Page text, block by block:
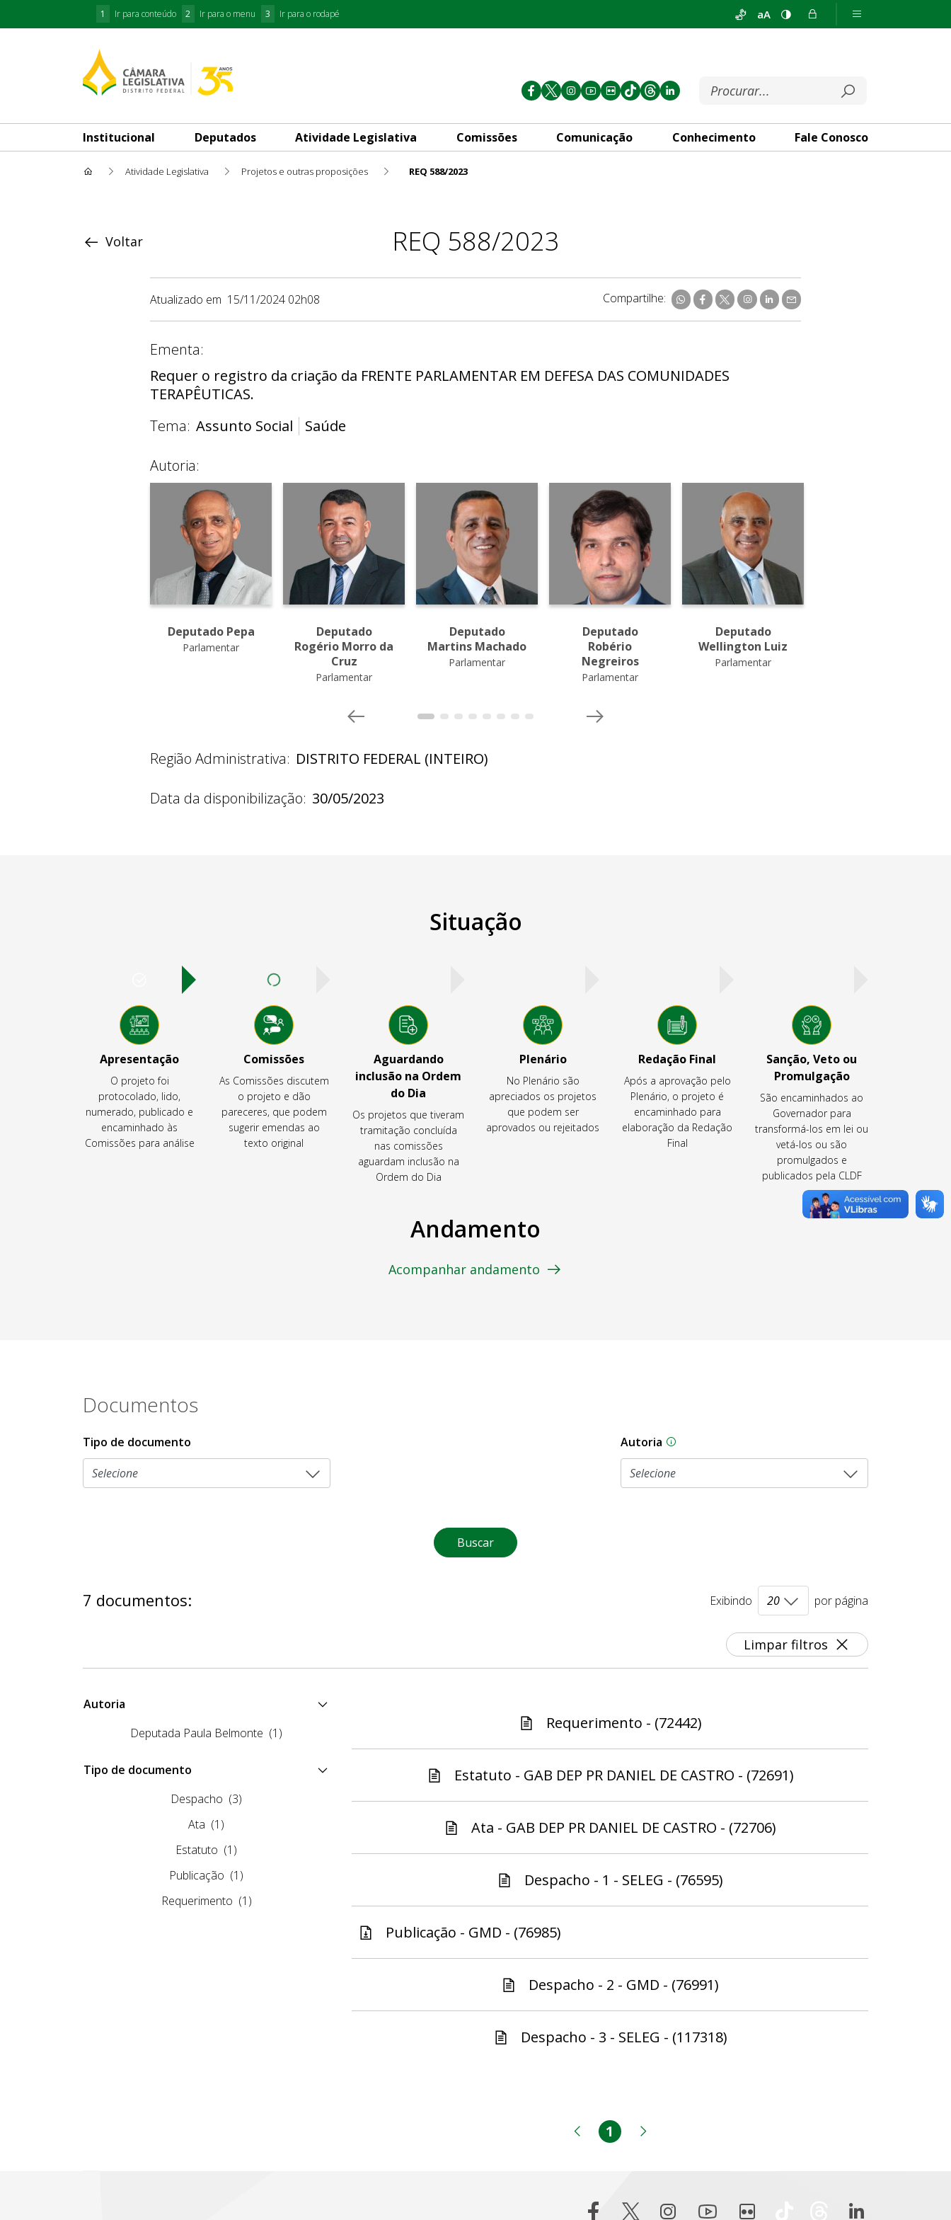
1 Ir para conteúdo 2 Ir para o menu 3 Ir para o rodapé aA
Institucional Deputados Atividade Legislativa Comissões Comunicação Conhecimento Fale Conosco
Atividade Legislativa Projetos e outras proposições REQ 588/2023
REQ 588/2023
Voltar
Atualizado em 15/11/2024 02h08 Compartilhe:
Ementa:
Requer o registro da criação da FRENTE PARLAMENTAR EM DEFESA DAS COMUNIDADES
TERAPÊUTICAS.
Tema: Assunto Social Saúde
Autoria:
Deputado Pepa
Parlamentar
Deputado
Rogério Morro da
Cruz
Parlamentar
Deputado
Martins Machado
Parlamentar
Deputado
Robério
Negreiros
Parlamentar
Deputado
Wellington Luiz
Parlamentar
Região Administrativa: DISTRITO FEDERAL (INTEIRO)
Data da disponibilização: 30/05/2023
Situação
Apresentação
O projeto foi
protocolado, lido,
numerado, publicado e
encaminhado às
Comissões para análise
Comissões
As Comissões discutem
o projeto e dão
pareceres, que podem
sugerir emendas ao
texto original
Aguardando
inclusão na Ordem
do Dia
Os projetos que tiveram
tramitação concluída
nas comissões
aguardam inclusão na
Ordem do Dia
Plenário
No Plenário são
apreciados os projetos
que podem ser
aprovados ou rejeitados
Redação Final
Após a aprovação pelo
Plenário, o projeto é
encaminhado para
elaboração da Redação
Final
Sanção, Veto ou
Promulgação
São encaminhados ao
Governador para
transformá-los em lei ou
vetá-los ou são
promulgados e
publicados pela CLDF
Andamento
Acompanhar andamento
Documentos
Tipo de documento Autoria As proposições legislativas na CLDF podem ser
Buscar
Limpar filtros
7 documentos: Exibindo por página
Autoria
Deputada Paula Belmonte (1)
Tipo de documento
Despacho (3)
Ata (1)
Estatuto (1)
Publicação (1)
Requerimento (1)
Requerimento - (72442)
Estatuto - GAB DEP PR DANIEL DE CASTRO - (72691)
Ata - GAB DEP PR DANIEL DE CASTRO - (72706)
Despacho - 1 - SELEG - (76595)
Publicação - GMD - (76985)
Despacho - 2 - GMD - (76991)
Despacho - 3 - SELEG - (117318)
Página anterior
Página
1